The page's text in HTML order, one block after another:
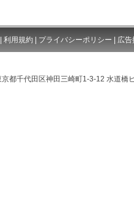
| 利用規約 | プライバシーポリシー | 広告
都千代田区神田三崎町1-3-12 水道橋